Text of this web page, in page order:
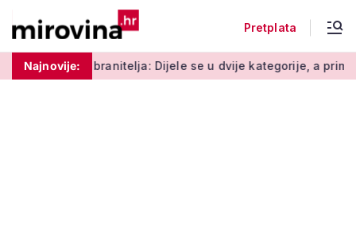
Pretplata
Najnovije:
Dijele se u dvije kategorije, a prima ih oko 140.000